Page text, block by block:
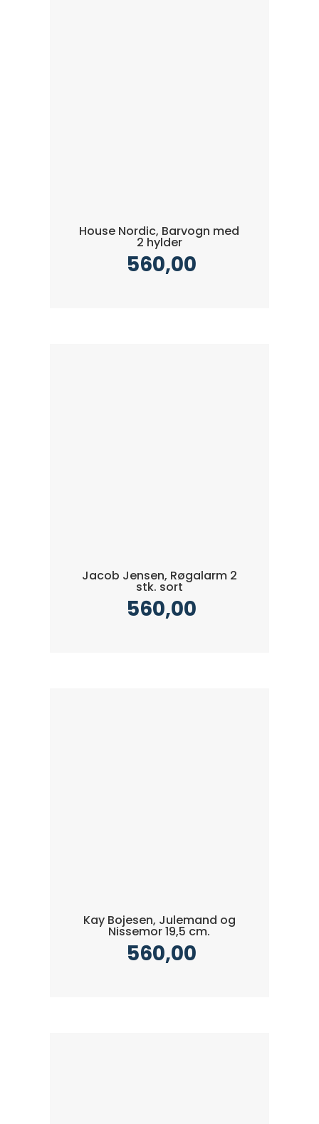
House Nordic, Barvogn med
2 hylder
560,00
Jacob Jensen, Røgalarm 2
stk. sort
560,00
Kay Bojesen, Julemand og
Nissemor 19,5 cm.
560,00